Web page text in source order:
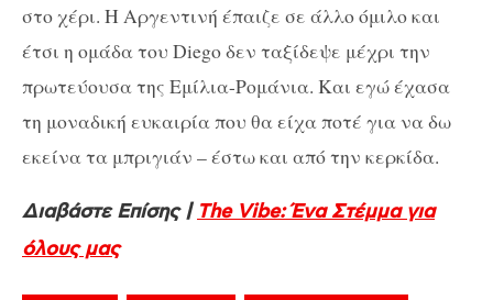
στο χέρι. Η Αργεντινή έπαιζε σε άλλο όμιλο και
έτσι η ομάδα του Diego δεν ταξίδεψε μέχρι την
πρωτεύουσα της Εμίλια-Ρομάνια. Και εγώ έχασα
τη μοναδική ευκαιρία που θα είχα ποτέ για να δω
εκείνα τα μπριγιάν – έστω και από την κερκίδα.
Διαβάστε Επίσης | The Vibe: Ένα Στέμμα για
όλους μας